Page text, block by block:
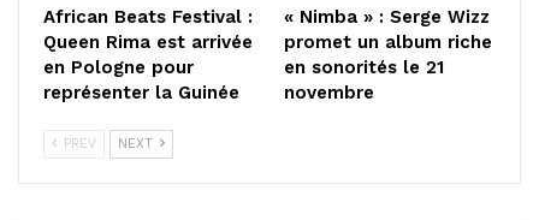
African Beats Festival :
Queen Rima est arrivée
en Pologne pour
représenter la Guinée
« Nimba » : Serge Wizz
promet un album riche
en sonorités le 21
novembre
PREV NEXT